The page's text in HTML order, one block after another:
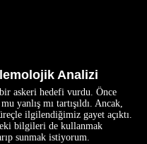
Analizi
askeri hedefi vurdu. Önce
yanlış mı tartışıldı. Ancak,
ilgilendiğimiz gayet açıktı.
bilgileri de kullanmak
sunmak istiyorum.